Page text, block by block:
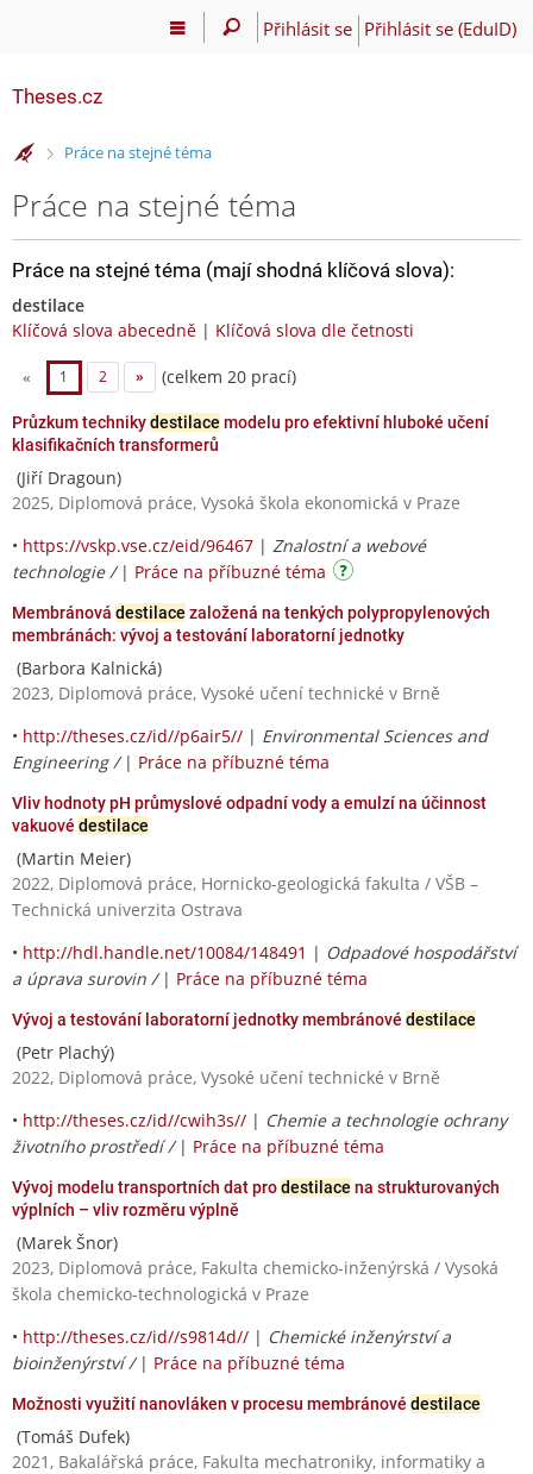
Přihlásit se Přihlásit se (EduID)
Theses.cz
>Práce na stejné téma
Práce na stejné téma
Práce na stejné téma (mají shodná klíčová slova):
destilace
Klíčová slova abecedně | Klíčová slova dle četnosti
« 1 2 » (celkem 20 prací)
Průzkum technikydestilace modelu pro efektivní hluboké učení
klasifikačních transformerů
(Jiří Dragoun)
2025, Diplomová práce, Vysoká škola ekonomická v Praze
• https://vskp.vse.cz/eid/96467 | Znalostní a webové
technologie / | Práce na příbuzné téma
Membránová destilace založená na tenkých polypropylenových
membránách: vývoj a testování laboratorní jednotky
(Barbora Kalnická)
2023, Diplomová práce, Vysoké učení technické v Brně
• http://theses.cz/id//p6air5// | Environmental Sciences and
Engineering / | Práce na příbuzné téma
Vliv hodnoty pH průmyslové odpadní vody a emulzí na účinnost
vakuové destilace
(Martin Meier)
2022, Diplomová práce, Hornicko-geologická fakulta / VŠB –
Technická univerzita Ostrava
• http://hdl.handle.net/10084/148491 | Odpadové hospodářství
a úprava surovin / | Práce na příbuzné téma
Vývoj a testování laboratorní jednotky membránové destilace
(Petr Plachý)
2022, Diplomová práce, Vysoké učení technické v Brně
• http://theses.cz/id//cwih3s// | Chemie a technologie ochrany
životního prostředí / | Práce na příbuzné téma
Vývoj modelu transportních dat prodestilace na strukturovaných
výplních – vliv rozměru výplně
(Marek Šnor)
2023, Diplomová práce, Fakulta chemicko-inženýrská / Vysoká
škola chemicko-technologická v Praze
• http://theses.cz/id//s9814d// | Chemické inženýrství a
bioinženýrství / | Práce na příbuzné téma
Možnosti využití nanovláken v procesu membránové destilace
(Tomáš Dufek)
2021, Bakalářská práce, Fakulta mechatroniky, informatiky a